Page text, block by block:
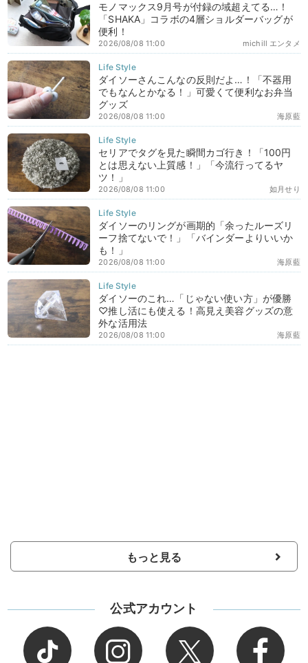
モノマックス9月号が付録の域超えてる…！
「SHAKA」コラボの4層ショルダーバッグが
便利！
michill エンタメ
2026/08/08 11:00
ダイソーさんこんなの反則だよ…！「不器用
でもなんとかなる！」可愛くて便利なお弁当
グッズ
海原藍
2026/08/08 11:00
セリアでタグを見た瞬間カゴ行き！「100円
とは思えない上質感！」「今流行ってるヤ
ツ！」
如月せり
2026/08/08 11:00
ダイソーのリングが画期的「余ったルーズリ
ーフ捨てないで！」「バインダーよりいいか
も！」
海原藍
2026/08/08 11:00
ダイソーのこれ…「じゃない使い方」が優勝
♡推し活にも使える！高見え美容グッズの意
外な活用法
海原藍
2026/08/08 11:00
もっと見る
公式アカウント